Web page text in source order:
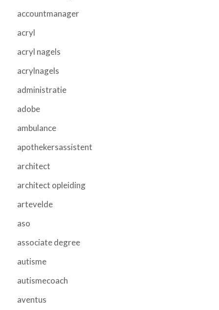
accountmanager
acryl
acryl nagels
acrylnagels
administratie
adobe
ambulance
apothekersassistent
architect
architect opleiding
artevelde
aso
associate degree
autisme
autismecoach
aventus